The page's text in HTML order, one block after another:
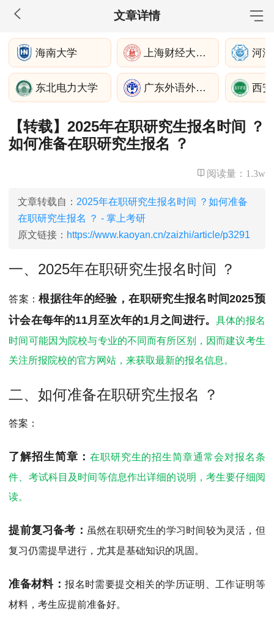
文章详情
MBA工商管理
院校库 考试报名 招生政策 学制学费
报名流程
考试真题
报考经验 招生简章
MEM工程管理
院校库 考试报名 招生政策 学制学费
MPA公共管理
院校库 考试报名 招生政策
MPAcc会计专硕
院校库 考试报名 招生政策 学制学费
报名流程
考试真题
报考经验 招生简章
MTA旅游管理
考试真题
报考经验 招生简章
海南大学 上海财经大学滴水湖高级金融学院 河
东北电力大学 广东外语外贸大学 西
【转载】2025年在职研究生报名时间 ？
如何准备在职研究生报名 ？
阅读量： 1.3w
文章转载自： 2025年在职研究生报名时间 ？如何准备
在职研究生报名 ？ - 掌上考研
原文链接： https://www.kaoyan.cn/zaizhi/article/p3291
一、2025年在职研究生报名时间 ？
答案：根据往年的经验，在职研究生报名时间2025预
计会在每年的11月至次年的1月之间进行。具体的报名
时间可能因为院校与专业的不同而有所区别，因而建议考生
关注所报院校的官方网站，来获取最新的报名信息。
二、如何准备在职研究生报名 ？
答案：
了解招生简章： 在职研究生的招生简章通常会对报名条
件、考试科目及时间等信息作出详细的说明，考生要仔细阅
读。
提前复习备考： 虽然在职研究生的学习时间较为灵活，但
复习仍需提早进行，尤其是基础知识的巩固。
准备材料：报名时需要提交相关的学历证明、工作证明等
材料，考生应提前准备好。